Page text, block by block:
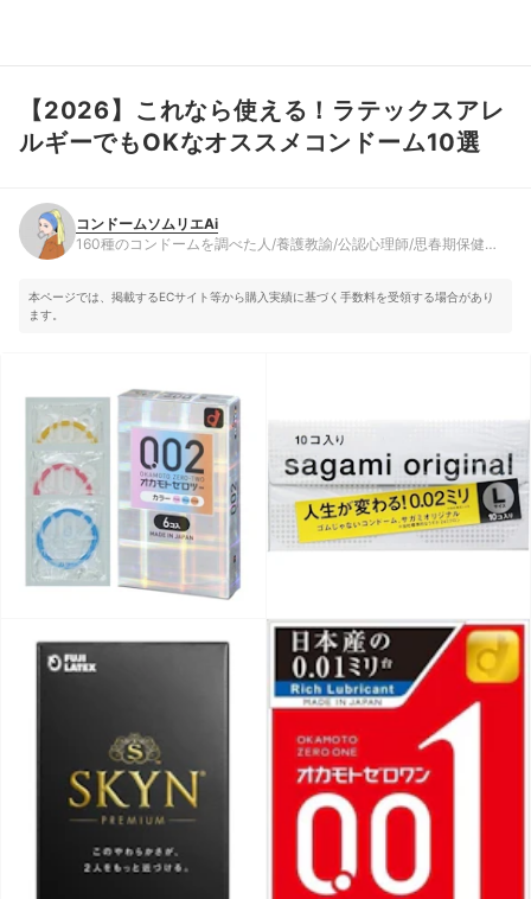
コンドームソムリエAi
160種のコンドームを調べた人/養護教諭/公認心理師/思春期保健相
談士
【2026】これなら使える！ラテックスアレ
ルギーでもOKなオススメコンドーム10選
コンドームソムリエAi
160種のコンドームを調べた人/養護教諭/公認心理師/思春期保健相
本ページでは、掲載するECサイト等から購入実績に基づく手数料を受領する場合があり
ます。